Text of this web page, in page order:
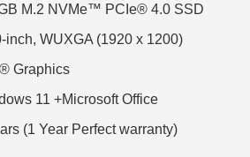
NVMe™ PCIe® 4.0 SSD
WUXGA (1920 x 1200)
+Microsoft Office
(1 Year Perfect warranty)